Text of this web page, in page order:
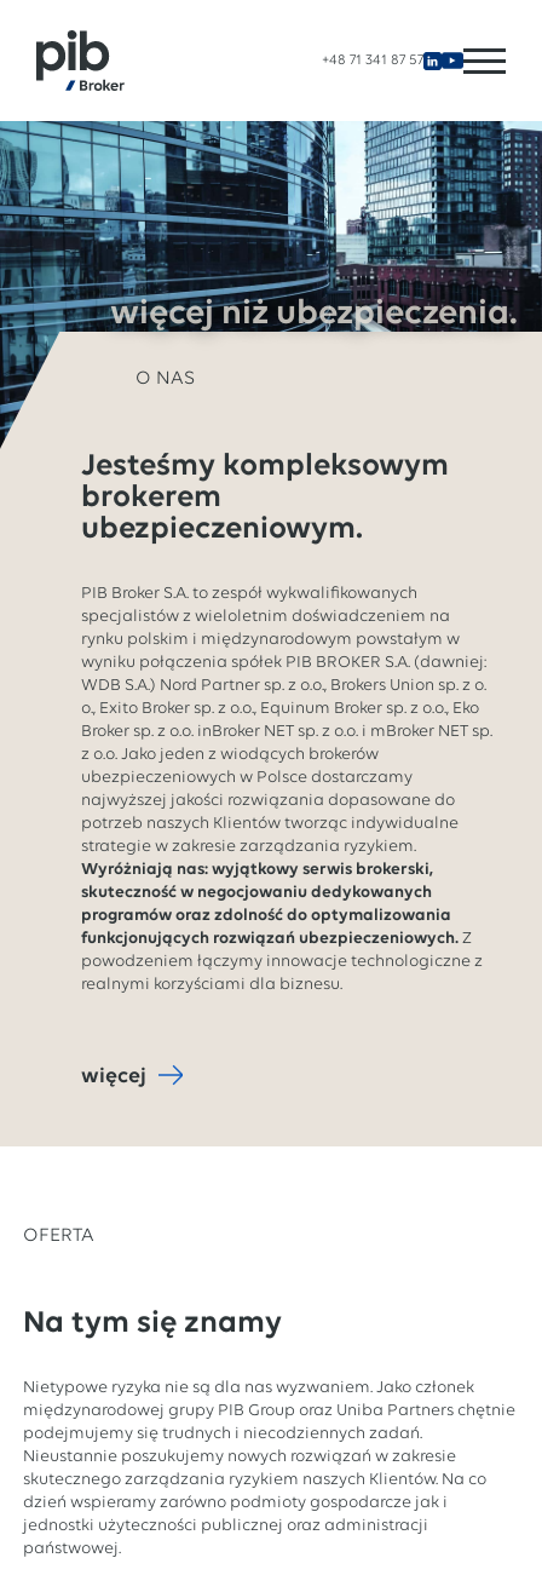
+48 71 341 87 57
więcej niż ubezpieczenia.
O NAS
Jesteśmy kompleksowym
brokerem
ubezpieczeniowym.
PIB Broker S.A. to zespół wykwalifikowanych
specjalistów z wieloletnim doświadczeniem na
rynku polskim i międzynarodowym powstałym w
wyniku połączenia spółek PIB BROKER S.A. (dawniej:
WDB S.A.) Nord Partner sp. z o.o., Brokers Union sp. z o.
o., Exito Broker sp. z o.o., Equinum Broker sp. z o.o., Eko
Broker sp. z o.o. inBroker NET sp. z o.o. i mBroker NET sp.
z o.o. Jako jeden z wiodących brokerów
ubezpieczeniowych w Polsce dostarczamy
najwyższej jakości rozwiązania dopasowane do
potrzeb naszych Klientów tworząc indywidualne
strategie w zakresie zarządzania ryzykiem.
Wyróżniają nas: wyjątkowy serwis brokerski,
skuteczność w negocjowaniu dedykowanych
programów oraz zdolność do optymalizowania
funkcjonujących rozwiązań ubezpieczeniowych. Z
powodzeniem łączymy innowacje technologiczne z
realnymi korzyściami dla biznesu.
więcej
OFERTA
Na tym się znamy
Nietypowe ryzyka nie są dla nas wyzwaniem. Jako członek
międzynarodowej grupy PIB Group oraz Uniba Partners chętnie
podejmujemy się trudnych i niecodziennych zadań.
Nieustannie poszukujemy nowych rozwiązań w zakresie
skutecznego zarządzania ryzykiem naszych Klientów. Na co
dzień wspieramy zarówno podmioty gospodarcze jak i
jednostki użyteczności publicznej oraz administracji
państwowej.